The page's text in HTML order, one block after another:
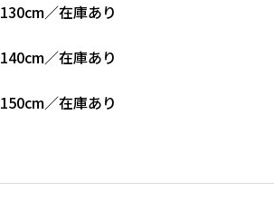
130cm／在庫あり
140cm／在庫あり
150cm／在庫あり